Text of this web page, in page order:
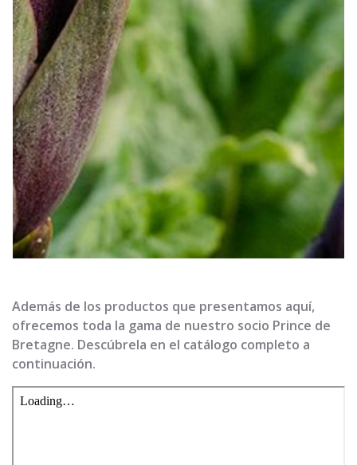
Además de los productos que presentamos aquí,
ofrecemos toda la gama de nuestro socio Prince de
Bretagne. Descúbrela en el catálogo completo a
continuación.